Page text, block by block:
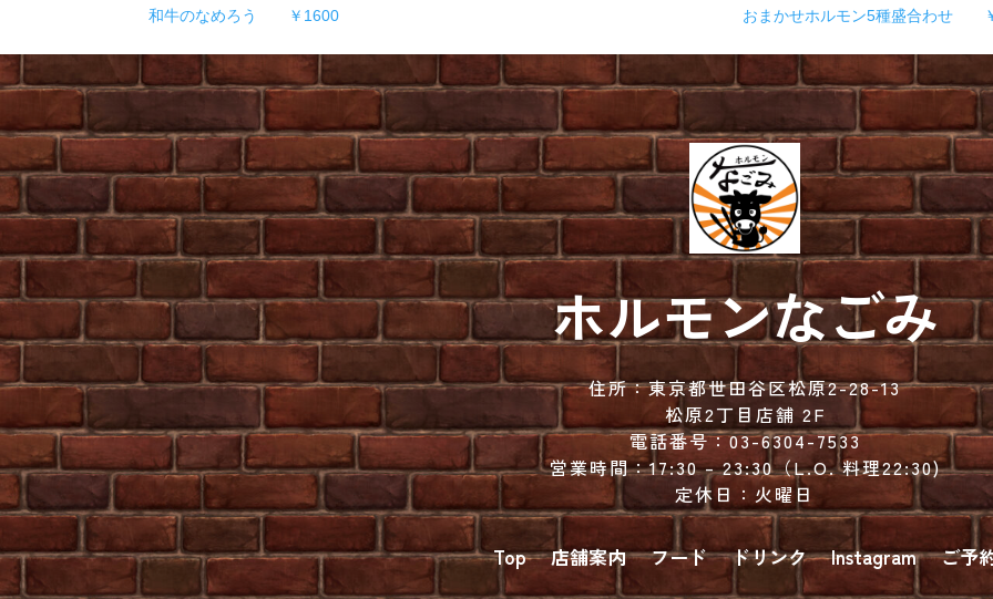
和牛のなめろう ￥1600
おまかせホルモン5種盛合わせ
ホルモンなごみ
住所：東京都世田谷区松原2-28-13
松原2丁目店舗 2F
電話番号：03-6304-7533
営業時間：17:30 – 23:30（L.O. 料理22:30)
定休日：火曜日
Top 店舗案内 フード ドリンク Instagram ご予